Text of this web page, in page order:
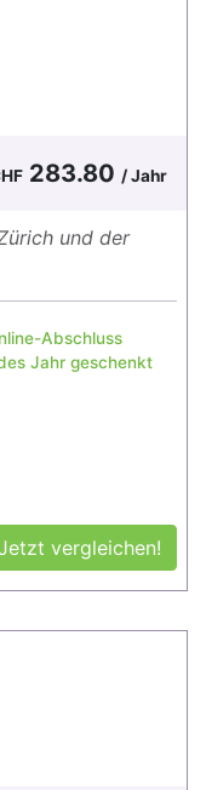
283.80 / Jahr
und der
Abschluss
Jahr geschenkt
vergleichen!